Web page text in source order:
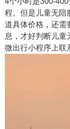
程。但是儿童无陪
道具体价格，还需
息，才好判断儿童
微出行小程序上联